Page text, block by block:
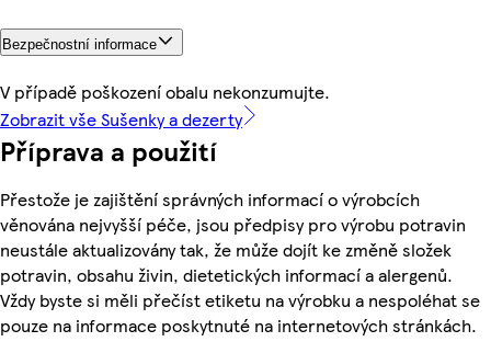
Bezpečnostní informace
V případě poškození obalu nekonzumujte.
Zobrazit vše Sušenky a dezerty
Příprava a použití
Přestože je zajištění správných informací o výrobcích
věnována nejvyšší péče, jsou předpisy pro výrobu potravin
neustále aktualizovány tak, že může dojít ke změně složek
potravin, obsahu živin, dietetických informací a alergenů.
Vždy byste si měli přečíst etiketu na výrobku a nespoléhat se
pouze na informace poskytnuté na internetových stránkách.